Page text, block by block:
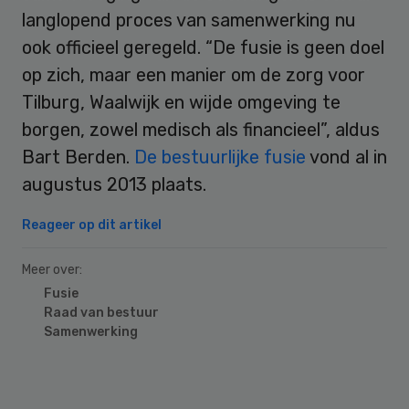
langlopend proces van samenwerking nu
ook officieel geregeld. “De fusie is geen doel
op zich, maar een manier om de zorg voor
Tilburg, Waalwijk en wijde omgeving te
borgen, zowel medisch als financieel”, aldus
Bart Berden. De bestuurlijke fusie vond al in
augustus 2013 plaats.
Reageer op dit artikel
Meer over:
Fusie
Raad van bestuur
Samenwerking